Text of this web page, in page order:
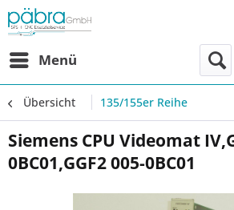
Menü
Übersicht 135/155er Reihe
Siemens CPU Videomat
0BC01,GGF2 005-0BC01